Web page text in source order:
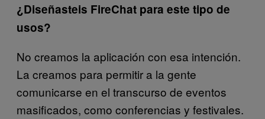
¿Diseñasteis FireChat para este tipo de
usos?
No creamos la aplicación con esa intención.
La creamos para permitir a la gente
comunicarse en el transcurso de eventos
masificados, como conferencias y festivales.